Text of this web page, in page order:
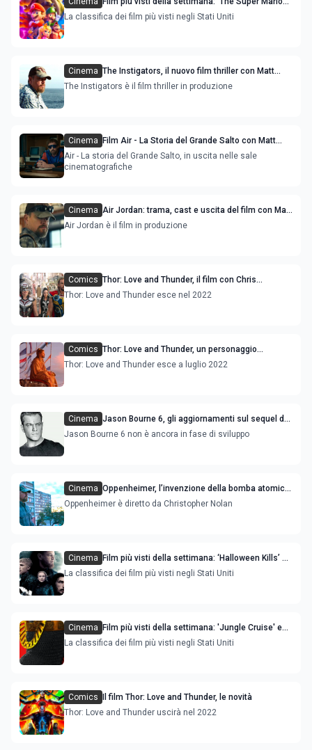
Bros. Movie' e 'Air' sono le novità
La classifica dei film più visti negli Stati Uniti
Cinema The Instigators, il nuovo film thriller con Matt
Damon e Casey Affleck
The Instigators è il film thriller in produzione
Cinema
Film Air - La Storia del Grande Salto con Matt
Damon e Ben Affleck: trama, cast e uscita
Air - La storia del Grande Salto, in uscita nelle sale
cinematografiche
Cinema Air Jordan: trama, cast e uscita del film con Matt
Damon e Ben Affleck
Air Jordan è il film in produzione
Comics Thor: Love and Thunder, il film con Chris
Hemsworth e Natalie Portman, immagini dal set
Thor: Love and Thunder esce nel 2022
Comics Thor: Love and Thunder, un personaggio
riflessivo nel teaser del film
Thor: Love and Thunder esce a luglio 2022
Cinema Jason Bourne 6, gli aggiornamenti sul sequel del
film
Jason Bourne 6 non è ancora in fase di sviluppo
Cinema Oppenheimer, l’invenzione della bomba atomica
nel nuovo film con Cillian Murphy e Matt Damon
Oppenheimer è diretto da Christopher Nolan
Cinema
Film più visti della settimana: ‘Halloween Kills’ e
‘The Last Duel' sono le novità
La classifica dei film più visti negli Stati Uniti
Cinema
Film più visti della settimana: 'Jungle Cruise' e
'The Green Knight' le novità
La classifica dei film più visti negli Stati Uniti
Comics
Il film Thor: Love and Thunder, le novità
Thor: Love and Thunder uscirà nel 2022